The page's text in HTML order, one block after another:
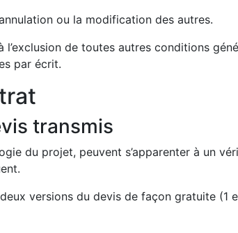
ou la modification des autres.
de toutes autres conditions
par écrit.
transmis
du projet, peuvent s’apparenter à un
versions du devis de façon gratuite (1